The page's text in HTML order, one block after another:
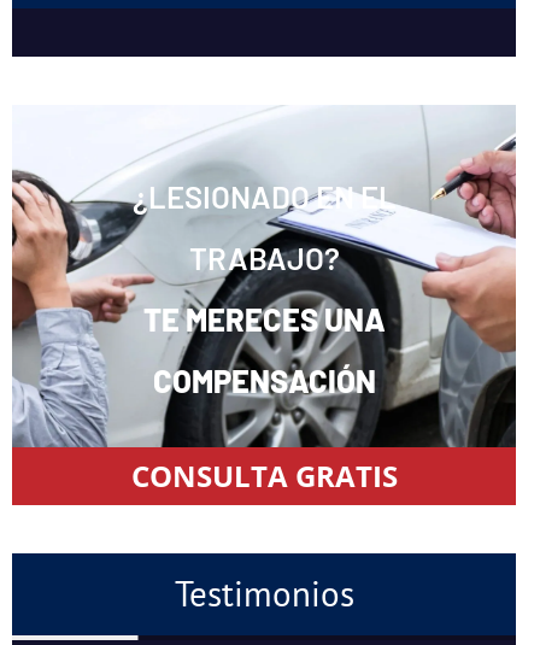
¿LESIONADO EN EL
TRABAJO?
TE MERECES UNA
COMPENSACIÓN
CONSULTA GRATIS
Testimonios